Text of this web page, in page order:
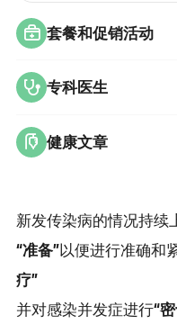
套餐和促销活动
专科医生
健康文章
新发传染病的情况持续
“准备”以便进行准确和
疗”
并对感染并发症进行“